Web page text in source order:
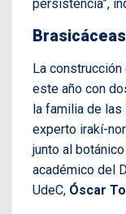
persistencia”,
La construcción
este año con
la familia de las
experto irakí-
junto al
académico del
UdeC, Óscar